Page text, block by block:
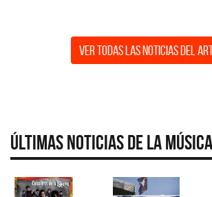
Ver todas las noticias del
Últimas Noticias de la Música